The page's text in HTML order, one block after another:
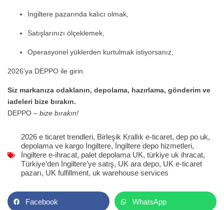
İngiltere pazarında kalıcı olmak,
Satışlarınızı ölçeklemek,
Operasyonel yüklerden kurtulmak istiyorsanız,
2026’ya DEPPO ile girin.
Siz markanıza odaklanın, depolama, hazırlama, gönderim ve
iadeleri bize bırakın.
DEPPO – bize bırakın!
2026 e ticaret trendleri, Birleşik Krallık e-ticaret, dep po uk,
depolama ve kargo İngiltere, İngiltere depo hizmetleri,
İngiltere e-ihracat, palet depolama UK, türkiye uk ihracat,
Türkiye’den İngiltere’ye satış, UK ara depo, UK e-ticaret
pazarı, UK fulfillment, uk warehouse services
Facebook WhatsApp